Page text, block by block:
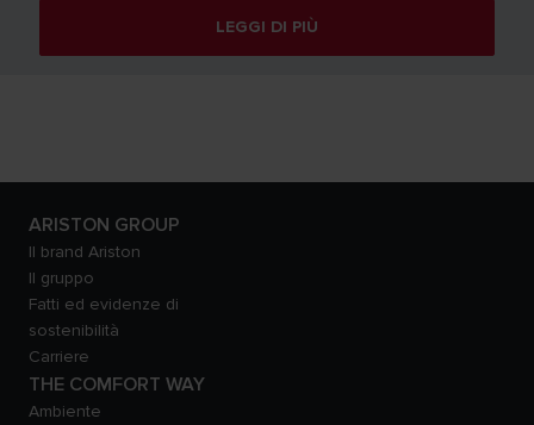
LEGGI DI PIÙ
ARISTON GROUP
Il brand Ariston
Il gruppo
Fatti ed evidenze di
sostenibilità
Carriere
THE COMFORT WAY
Ambiente